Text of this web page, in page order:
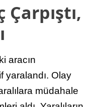
aracın
yaralandı. Olay
müdahale